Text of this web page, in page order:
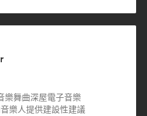
樂舞曲深屋電子音樂
樂人提供建設性建議